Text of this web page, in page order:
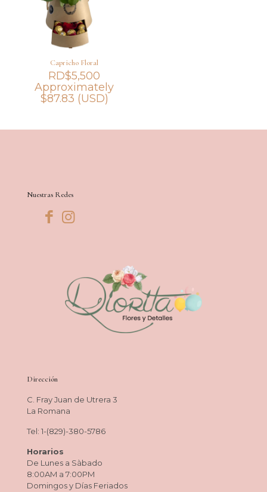
Capricho Floral
RD$5,500
Approximately
$87.83 (USD)
Nuestras Redes
Dirección
C. Fray Juan de Utrera 3
La Romana
Tel: 1-(829)-380-5786
Horarios
De Lunes a Sàbado
8:00AM a 7:00PM
Domingos y Días Feriados